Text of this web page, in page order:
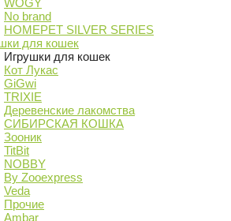
WOGY
No brand
HOMEPET SILVER SERIES
для кошек
Игрушки для кошек
Кот Лукас
GiGwi
TRIXIE
Деревенские лакомства
СИБИРСКАЯ КОШКА
Зооник
TitBit
NOBBY
By Zooexpress
Veda
Прочие
Ambar